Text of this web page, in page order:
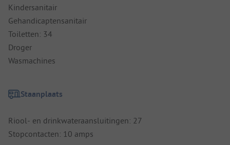
Kindersanitair
Gehandicaptensanitair
Toiletten: 34
Droger
Wasmachines
Staanplaats
Riool- en drinkwateraansluitingen: 27
Stopcontacten: 10 amps